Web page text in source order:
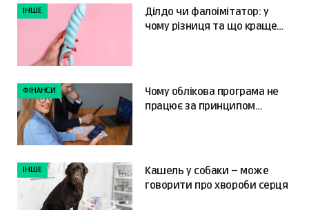
ІНШЕ
Ділдо чи фалоімітатор: у
чому різниця та що краще
ФІНАНСИ
Чому облікова програма не
працює за принципом
ІНШЕ
Кашель у собаки – може
говорити про хвороби серця